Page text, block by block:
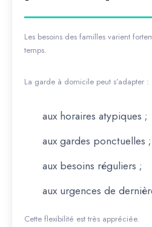
Les besoins des familles varient
temps.
La garde à domicile peut s’adapter :
aux horaires atypiques ;
aux gardes ponctuelles ;
aux besoins réguliers ;
aux urgences de
Cette flexibilité est très appréciée.